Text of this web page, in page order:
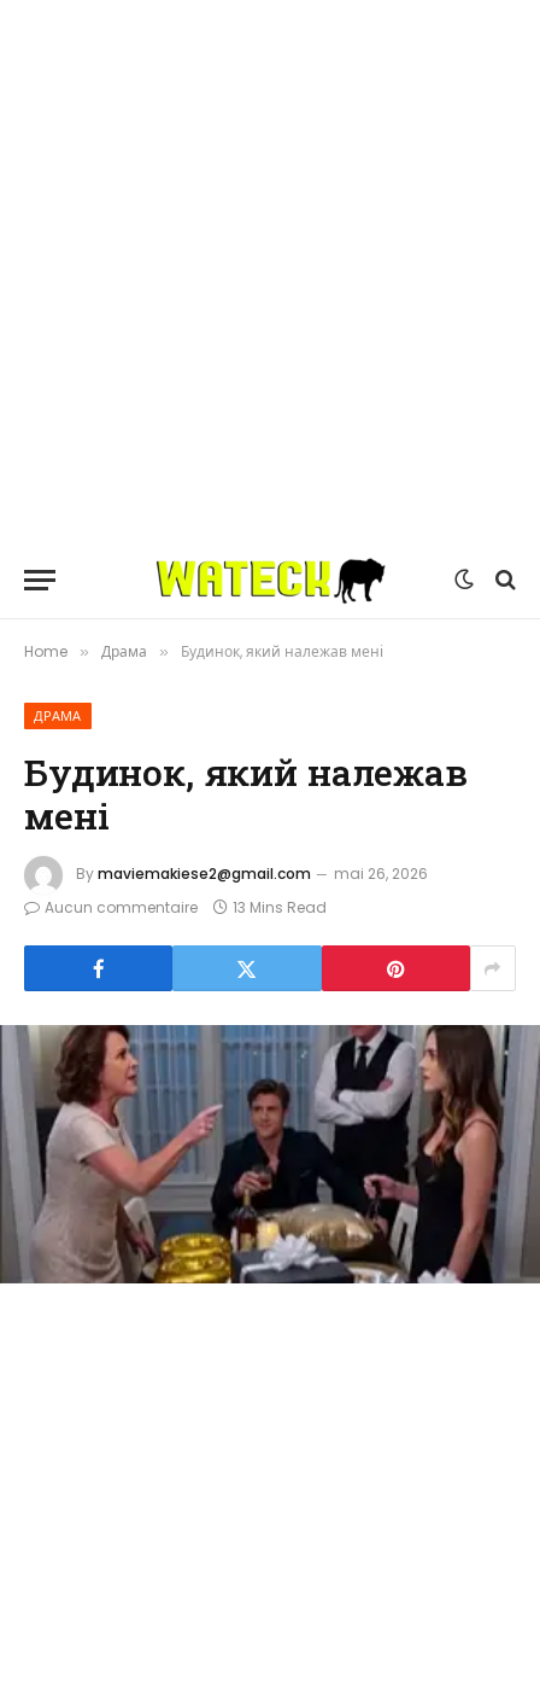
Home » Драма » Будинок, який належав мені
ДРАМА
Будинок, який належав
мені
Bymaviemakiese2@gmail.com
mai 26, 2026
Aucun commentaire
13 Mins Read